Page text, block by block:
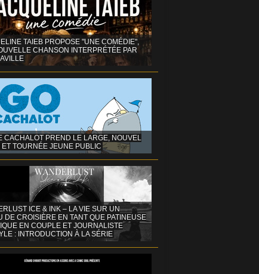
TAIEB PROPOSE "UNE COMÉDIE",
CHANSON INTERPRÉTÉE PAR
CACHALOT PREND LE LARGE, NOUVEL
TOURNÉE JEUNE PUBLIC
ICE & INK – LA VIE SUR UN
DE CROISIÈRE EN TANT QUE PATINEUSE
EN COUPLE ET JOURNALISTE
: INTRODUCTION À LA SÉRIE